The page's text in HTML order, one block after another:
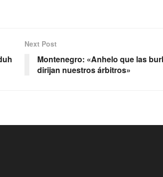
Next Post
Montenegro: «Anhelo que las
dirijan nuestros árbitros»